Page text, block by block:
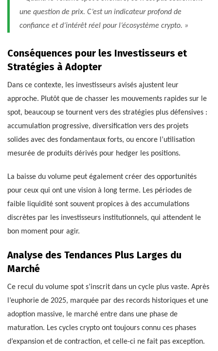
une question de prix. C’est un indicateur profond de
confiance et d’intérêt réel pour l’écosystème crypto. »
Conséquences pour les Investisseurs et
Stratégies à Adopter
Dans ce contexte, les investisseurs avisés ajustent leur
approche. Plutôt que de chasser les mouvements rapides sur le
spot, beaucoup se tournent vers des stratégies plus défensives :
accumulation progressive, diversification vers des projets
solides avec des fondamentaux forts, ou encore l’utilisation
mesurée de produits dérivés pour hedger les positions.
La baisse du volume peut également créer des opportunités
pour ceux qui ont une vision à long terme. Les périodes de
faible liquidité sont souvent propices à des accumulations
discrètes par les investisseurs institutionnels, qui attendent le
bon moment pour agir.
Analyse des Tendances Plus Larges du
Marché
Ce recul du volume spot s’inscrit dans un cycle plus vaste. Après
l’euphorie de 2025, marquée par des records historiques et une
adoption massive, le marché entre dans une phase de
maturation. Les cycles crypto ont toujours connu ces phases
d’expansion et de contraction, et celle-ci ne fait pas exception.